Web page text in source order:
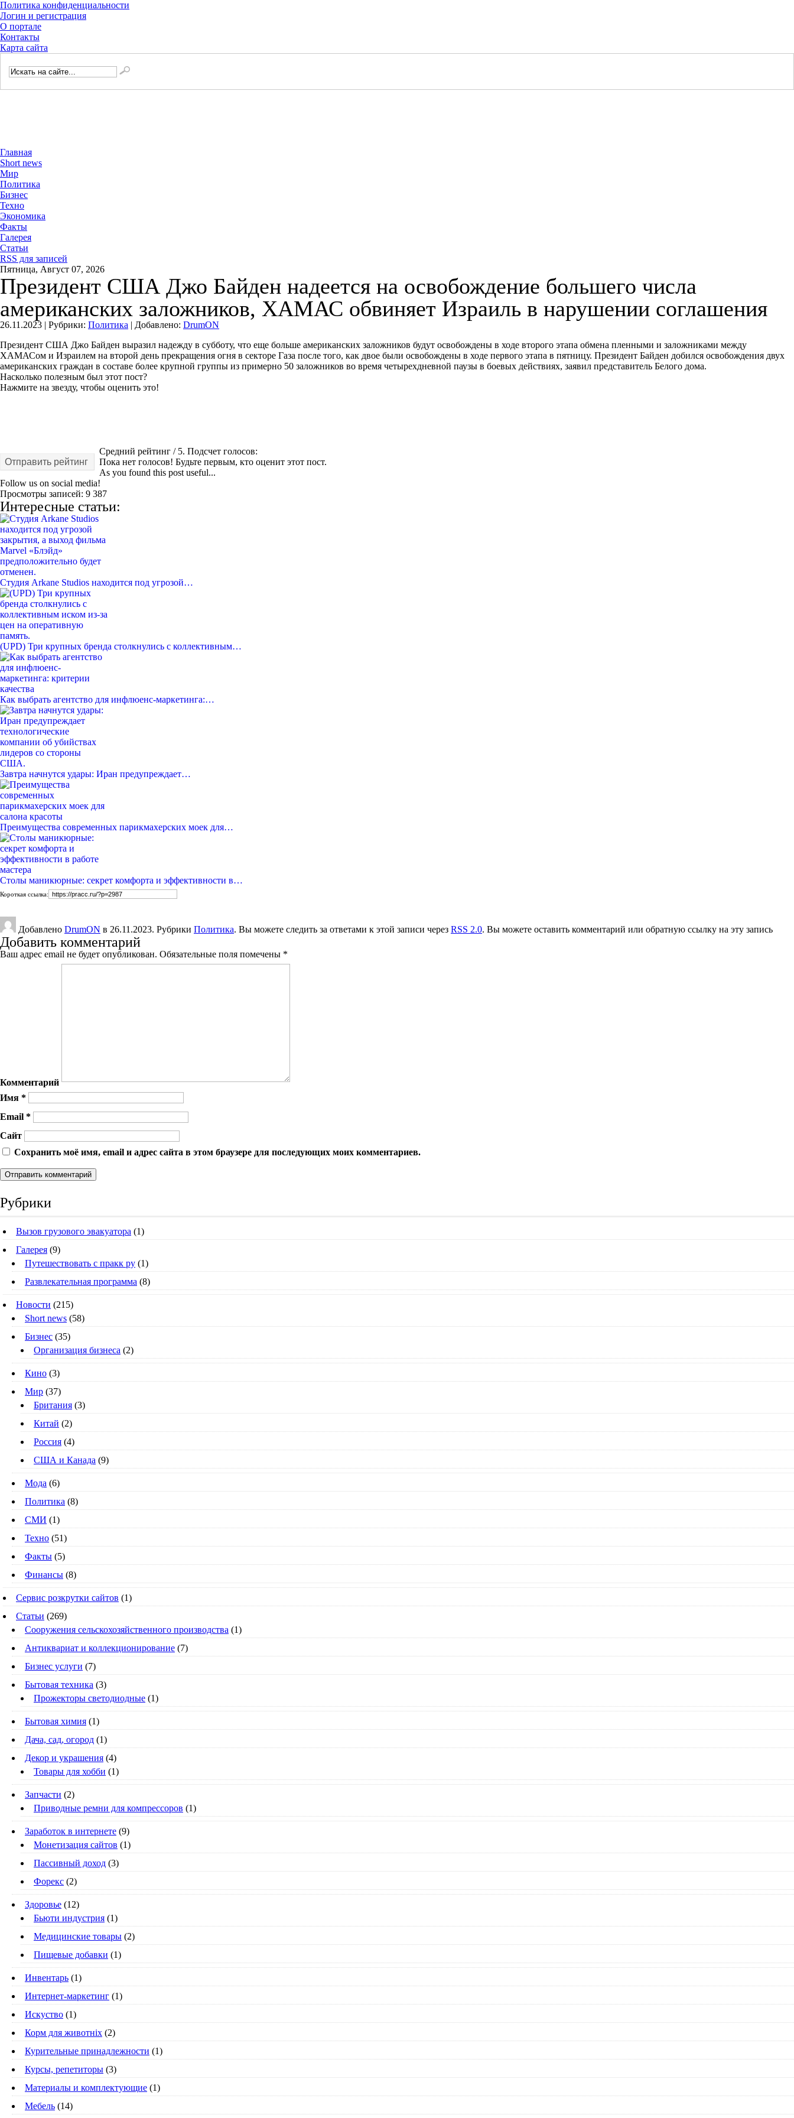
Политика конфиденциальности
Логин и регистрация
О портале
Контакты
Карта сайта
Главная
Short news
Мир
Политика
Бизнес
Техно
Экономика
Факты
Галерея
Статьи
RSS для записей
Пятница, Август 07, 2026
Президент США Джо Байден надеется на освобождение большего числа
американских заложников, ХАМАС обвиняет Израиль в нарушении соглашения
26.11.2023 | Рубрики: Политика | Добавлено: DrumON
Президент США Джо Байден выразил надежду в субботу, что еще больше американских заложников будут освобождены в ходе второго этапа обмена пленными и заложниками между
ХАМАСом и Израилем на второй день прекращения огня в секторе Газа после того, как двое были освобождены в ходе первого этапа в пятницу. Президент Байден добился освобождения двух
американских граждан в составе более крупной группы из примерно 50 заложников во время четырехдневной паузы в боевых действиях, заявил представитель Белого дома.
Насколько полезным был этот пост?
Нажмите на звезду, чтобы оценить это!
Отправить рейтинг
Средний рейтинг / 5. Подсчет голосов:
Пока нет голосов! Будьте первым, кто оценит этот пост.
As you found this post useful...
Follow us on social media!
Просмотры записей: 9 387
Интересные статьи:
Студия Arkane Studios находится под угрозой…
(UPD) Три крупных бренда столкнулись с коллективным…
Как выбрать агентство для инфлюенс-маркетинга:…
Завтра начнутся удары: Иран предупреждает…
Преимущества современных парикмахерских моек для…
Столы маникюрные: секрет комфорта и эффективности в…
Короткая ссылка:
Добавлено DrumON в 26.11.2023. Рубрики Политика. Вы можете следить за ответами к этой записи через RSS 2.0. Вы можете оставить комментарий или обратную ссылку на эту запись
Добавить комментарий
Ваш адрес email не будет опубликован. Обязательные поля помечены *
Комментарий
Имя *
Email *
Сайт
Сохранить моё имя, email и адрес сайта в этом браузере для последующих моих комментариев.
Рубрики
Вызов грузового эвакуатора (1)
Галерея (9)
Путешествовать с пракк ру (1)
Развлекательная программа (8)
Новости (215)
Short news (58)
Бизнес (35)
Организация бизнеса (2)
Кино (3)
Мир (37)
Британия (3)
Китай (2)
Россия (4)
США и Канада (9)
Мода (6)
Политика (8)
СМИ (1)
Техно (51)
Факты (5)
Финансы (8)
Сервис розкрутки сайтов (1)
Статьи (269)
Cооружения сельскохозяйственного производства (1)
Антиквариат и коллекционирование (7)
Бизнес услуги (7)
Бытовая техника (3)
Прожекторы светодиодные (1)
Бытовая химия (1)
Дача, сад, огород (1)
Декор и украшения (4)
Товары для хобби (1)
Запчасти (2)
Приводные ремни для компрессоров (1)
Заработок в интернете (9)
Монетизация сайтов (1)
Пассивный доход (3)
Форекс (2)
Здоровье (12)
Бьюти индустрия (1)
Медицинские товары (2)
Пищевые добавки (1)
Инвентарь (1)
Интернет-маркетинг (1)
Искуство (1)
Корм для животніх (2)
Курительные принадлежности (1)
Курсы, репетиторы (3)
Материалы и комплектующие (1)
Мебель (14)